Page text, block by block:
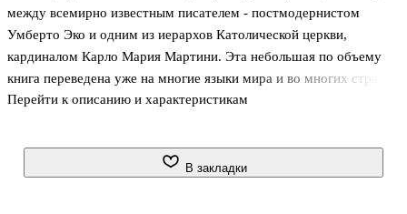
между всемирно известным писателем - постмодернистом
Умберто Эко и одним из иерархов Католической церкви,
кардиналом Карло Мария Мартини. Эта небольшая по объему
книга переведена уже на многие языки мира и во многих странах
она стала бестселлером. В русское издание включено
Перейти к описанию и характеристикам
В закладки